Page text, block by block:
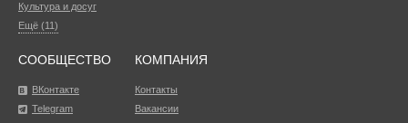
Культура и досуг
Ещё (11)
СООБЩЕСТВО
ВКонтакте
Telegram
КОМПАНИЯ
Контакты
Вакансии